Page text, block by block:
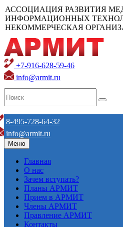
АССОЦИАЦИЯ РАЗВИТИЯ
ИНФОРМАЦИОННЫХ
НЕКОММЕРЧЕСКАЯ
+7-916-628-59-46
info@armit.ru
8-495-728-64-32
info@armit.ru
Меню
Главная
О нас
Зачем вступать?
Планы АРМИТ
Прием в АРМИТ
Члены АРМИТ
Правление АРМИТ
Контакты